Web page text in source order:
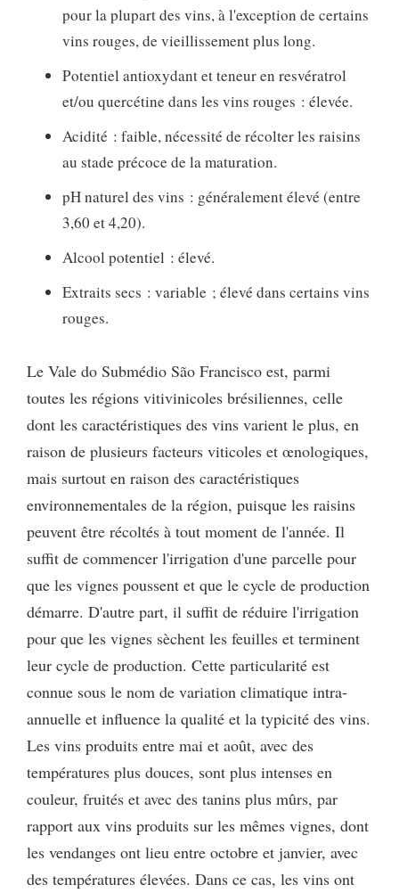
pour la plupart des vins, à l'exception de certains
vins rouges, de vieillissement plus long.
Potentiel antioxydant et teneur en resvératrol
et/ou quercétine dans les vins rouges : élevée.
Acidité : faible, nécessité de récolter les raisins
au stade précoce de la maturation.
pH naturel des vins : généralement élevé (entre
3,60 et 4,20).
Alcool potentiel : élevé.
Extraits secs : variable ; élevé dans certains vins
rouges.
Le Vale do Submédio São Francisco est, parmi
toutes les régions vitivinicoles brésiliennes, celle
dont les caractéristiques des vins varient le plus, en
raison de plusieurs facteurs viticoles et œnologiques,
mais surtout en raison des caractéristiques
environnementales de la région, puisque les raisins
peuvent être récoltés à tout moment de l'année. Il
suffit de commencer l'irrigation d'une parcelle pour
que les vignes poussent et que le cycle de production
démarre. D'autre part, il suffit de réduire l'irrigation
pour que les vignes sèchent les feuilles et terminent
leur cycle de production. Cette particularité est
connue sous le nom de variation climatique intra-
annuelle et influence la qualité et la typicité des vins.
Les vins produits entre mai et août, avec des
températures plus douces, sont plus intenses en
couleur, fruités et avec des tanins plus mûrs, par
rapport aux vins produits sur les mêmes vignes, dont
les vendanges ont lieu entre octobre et janvier, avec
des températures élevées. Dans ce cas, les vins ont